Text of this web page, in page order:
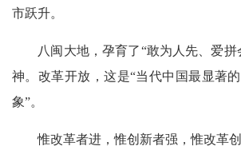
市跃升。
八闽大地，孕育了“敢为人先、爱拼
神。改革开放，这是“当代中国最显著
象”。
惟改革者进，惟创新者强，惟改革创